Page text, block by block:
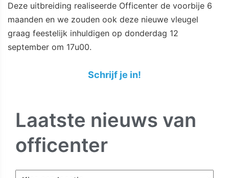
Deze uitbreiding realiseerde Officenter de voorbije 6
maanden en we zouden ook deze nieuwe vleugel
graag feestelijk inhuldigen op donderdag 12
september om 17u00.
Schrijf je in!
Laatste nieuws van
officenter